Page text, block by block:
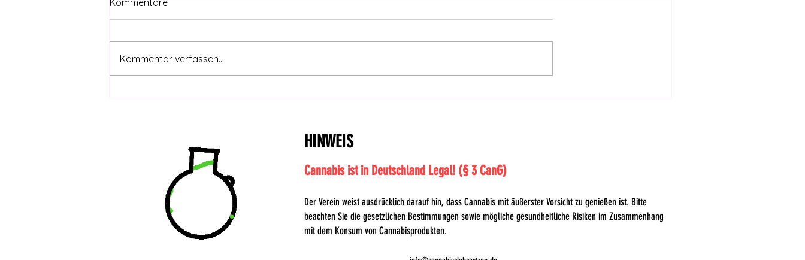
Kommentare
Kommentar verfassen...
HINWEIS
Cannabis ist in Deutschland Legal! (§ 3 CanG)
Der Verein weist ausdrücklich darauf hin, dass Cannabis mit äußerster Vorsicht zu genießen ist. Bitte
beachten Sie die gesetzlichen Bestimmungen sowie mögliche gesundheitliche Risiken im Zusammenhang
mit dem Konsum von Cannabisprodukten.